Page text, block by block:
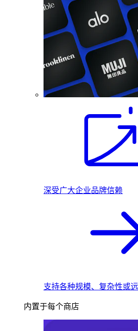
深受广大企业品牌信赖
支持各种规模、复杂性或远
内置于每个商店